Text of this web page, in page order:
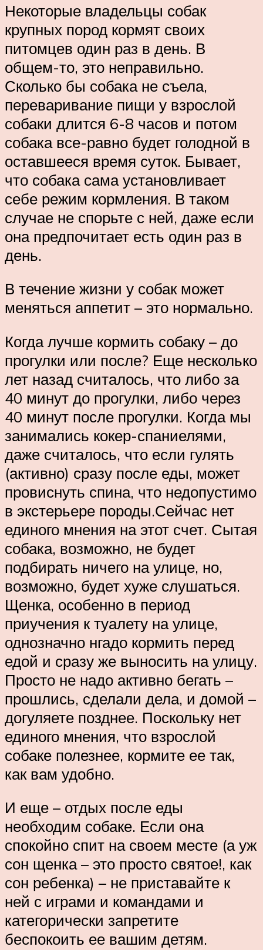
Некоторые владельцы собак
крупных пород кормят своих
питомцев один раз в день. В
общем-то, это неправильно.
Сколько бы собака не съела,
переваривание пищи у взрослой
собаки длится 6-8 часов и потом
собака все-равно будет голодной в
оставшееся время суток. Бывает,
что собака сама установливает
себе режим кормления. В таком
случае не спорьте с ней, даже если
она предпочитает есть один раз в
день.
В течение жизни у собак может
меняться аппетит – это нормально.
Когда лучше кормить собаку – до
прогулки или после? Еще несколько
лет назад считалось, что либо за
40 минут до прогулки, либо через
40 минут после прогулки. Когда мы
занимались кокер-спаниелями,
даже считалось, что если гулять
(активно) сразу после еды, может
провиснуть спина, что недопустимо
в экстерьере породы.Сейчас нет
единого мнения на этот счет. Сытая
собака, возможно, не будет
подбирать ничего на улице, но,
возможно, будет хуже слушаться.
Щенка, особенно в период
приучения к туалету на улице,
однозначно нгадо кормить перед
едой и сразу же выносить на улицу.
Просто не надо активно бегать –
прошлись, сделали дела, и домой –
догуляете позднее. Поскольку нет
единого мнения, что взрослой
собаке полезнее, кормите ее так,
как вам удобно.
И еще – отдых после еды
необходим собаке. Если она
спокойно спит на своем месте (а уж
сон щенка – это просто святое!, как
сон ребенка) – не приставайте к
ней с играми и командами и
категорически запретите
беспокоить ее вашим детям.